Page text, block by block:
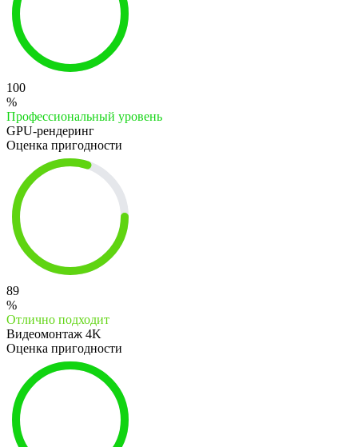
100
%
Профессиональный уровень
GPU-рендеринг
Оценка пригодности
89
%
Отлично подходит
Видеомонтаж 4K
Оценка пригодности